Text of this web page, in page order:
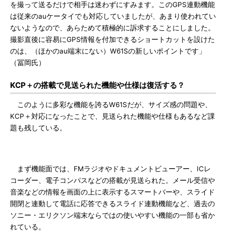
を撮って送るだけで相手は迷わずにすみます。このGPS連動機能
は従来のauケータイでも対応していましたが、あまり使われてい
ないようなので、あらためて積極的に訴求することにしました。
撮影直後に容易にGPS情報を付加できるショートカットを設けた
のは、（ほかのau端末にない）W61Sの新しいポイントです」
（冨岡氏）
KCP＋の搭載で見送られた機能や仕様は復活する？
このように多彩な機能を誇るW61Sだが、サイズ感の問題や、
KCP＋対応になったことで、見送られた機能や仕様もあるなど課
題も残している。
まず機能面では、FMラジオやドキュメントビューアー、ICレ
コーダー、電子コンパスなどの搭載が見送られた。メール受信や
音楽などの情報を画面の上に表示するスマートバーや、スライド
開閉と連動して電話に応答できるスライド連動機能など、過去の
ソニー・エリクソン端末ならではの使いやすい機能の一部も省か
れている。